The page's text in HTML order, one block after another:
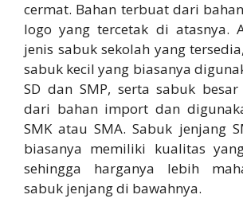
cermat. Bahan terbuat dari
logo yang tercetak di atasnya.
jenis sabuk sekolah yang
sabuk kecil yang biasanya
SD dan SMP, serta sabuk
dari bahan import dan
SMK atau SMA. Sabuk jenjang
biasanya memiliki kualitas
sehingga harganya lebih
sabuk jenjang di bawahnya.